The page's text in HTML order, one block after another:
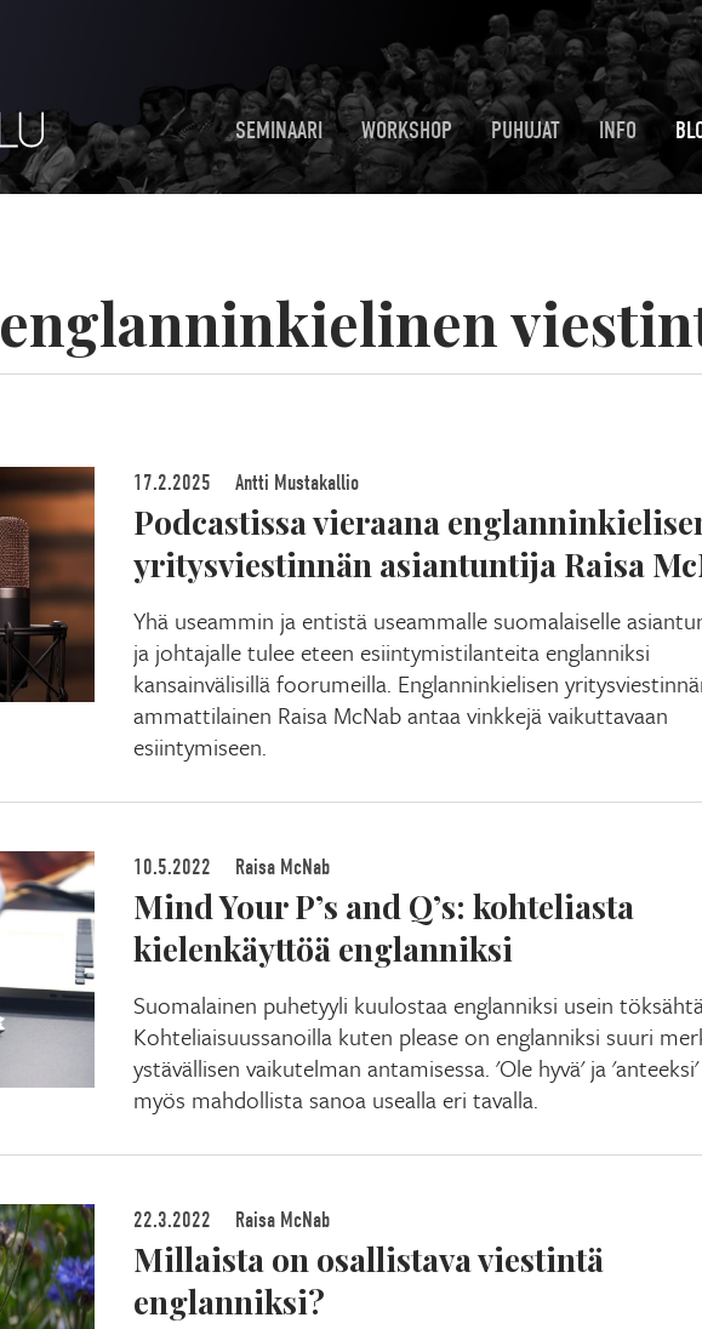
SEMINAARI WORKSHOP PUHUJAT INFO
englanninkielinen
17.2.2025 Antti Mustakallio
Podcastissa vieraana
yritysviestinnän asiantuntija Raisa
Yhä useammin ja entistä useammalle suomalaiselle
ja johtajalle tulee eteen esiintymistilanteita englanniksi
kansainvälisillä foorumeilla. Englanninkielisen
ammattilainen Raisa McNab antaa vinkkejä vaikuttavaan
esiintymiseen.
10.5.2022 Raisa McNab
Mind Your P’s and Q’s: kohteliasta
kielenkäyttöä englanniksi
Suomalainen puhetyyli kuulostaa englanniksi usein
Kohteliaisuussanoilla kuten please on englanniksi suuri
ystävällisen vaikutelman antamisessa. 'Ole hyvä' ja
myös mahdollista sanoa usealla eri tavalla.
22.3.2022 Raisa McNab
Millaista on osallistava viestintä
englanniksi?